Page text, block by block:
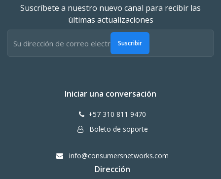
Suscríbete a nuestro nuevo canal para recibir las
últimas actualizaciones
Suscribir
Iniciar una conversación
+57 310 811 9470
Boleto de soporte
info@consumersnetworks.com
Dirección